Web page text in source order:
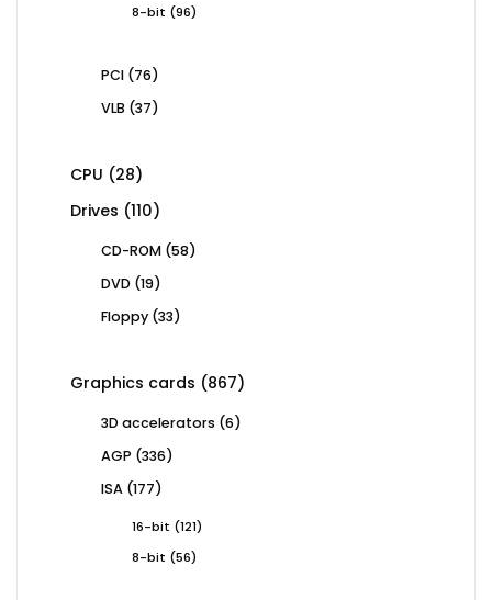
8-bit
9696
PCI 7676
VLB 3737
CPU 2828
Drives 110110
CD-ROM 5858
DVD 1919
Floppy 3333
Graphics cards 867867
3D accelerators 66
AGP 336336
ISA 177177
16-bit 121121
8-bit
5656